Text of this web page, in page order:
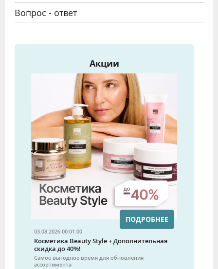
Вопрос - ответ
Акции
03.08.2026 00:01:00
Косметика Beauty Style + Дополнительная
скидка до 40%!
Самое выгодное время для обновления
ассортимента
ПОДРОБНЕЕ